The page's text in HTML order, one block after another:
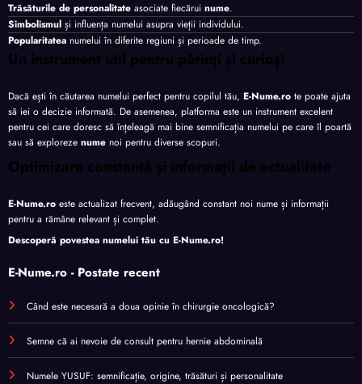
Trăsăturile de personalitate asociate fiecărui nume.
Simbolismul și influența numelui asupra vieții individului.
Popularitatea numelui în diferite regiuni și perioade de timp.
Un instrument util pentru părinți și curioși
Dacă ești în căutarea numelui perfect pentru copilul tău, E-Nume.ro te poate ajuta
să iei o decizie informată. De asemenea, platforma este un instrument excelent
pentru cei care doresc să înțeleagă mai bine semnificația numelui pe care îl poartă
sau să exploreze nume noi pentru diverse scopuri.
Optimizare constantă și informații de actualitate
E-Nume.ro este actualizat frecvent, adăugând constant noi nume și informații
pentru a rămâne relevant și complet.
Descoperă povestea numelui tău cu E-Nume.ro!
E-Nume.ro - Postate recent
Când este necesară a doua opinie în chirurgie oncologică?
Semne că ai nevoie de consult pentru hernie abdominală
Numele YUSUF: semnificație, origine, trăsături și personalitate